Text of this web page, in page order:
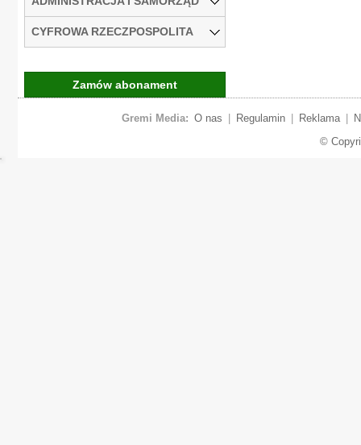
CYFROWA RZECZPOSPOLITA
Zamów abonament
Gremi Media: O nas Regulamin Reklama
©